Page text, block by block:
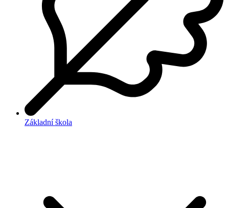
Základní škola